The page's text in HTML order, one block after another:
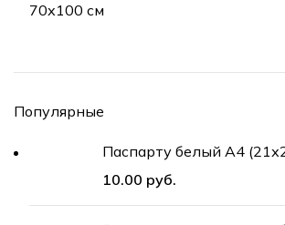
70х100 см
Популярные
Паспарту белый А4
руб.